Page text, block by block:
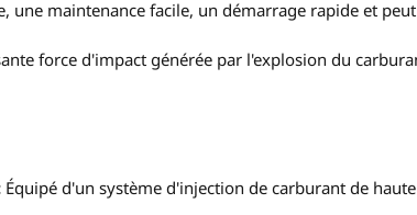
une maintenance facile, un démarrage rapide et
force d'impact générée par l'explosion du
Équipé d'un système d'injection de carburant de